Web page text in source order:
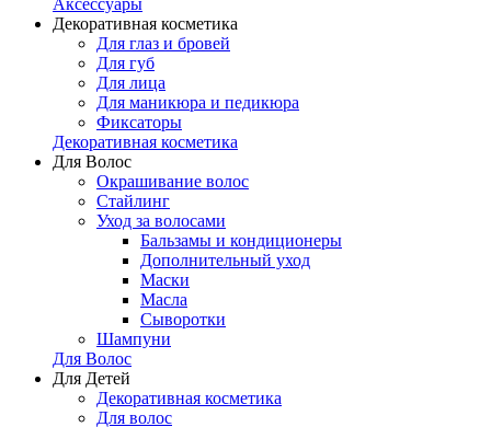
Аксессуары
Декоративная косметика
Для глаз и бровей
Для губ
Для лица
Для маникюра и педикюра
Фиксаторы
Декоративная косметика
Для Волос
Окрашивание волос
Стайлинг
Уход за волосами
Бальзамы и кондиционеры
Дополнительный уход
Маски
Масла
Сыворотки
Шампуни
Для Волос
Для Детей
Декоративная косметика
Для волос